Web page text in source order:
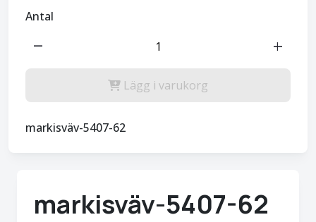
Antal
remove add
Lägg i varukorg
markisväv-5407-62
markisväv-5407-62